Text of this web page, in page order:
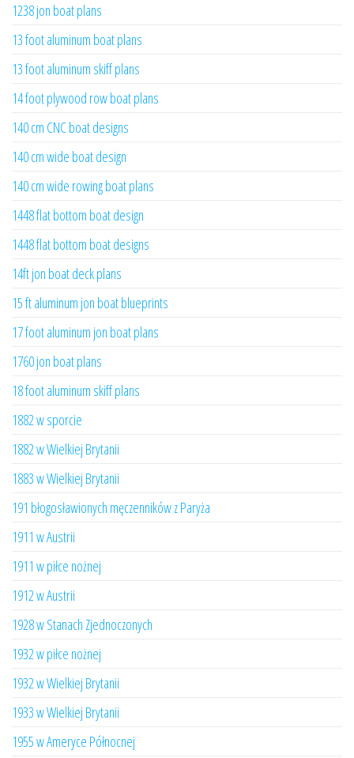
1238 jon boat plans
13 foot aluminum boat plans
13 foot aluminum skiff plans
14 foot plywood row boat plans
140 cm CNC boat designs
140 cm wide boat design
140 cm wide rowing boat plans
1448 flat bottom boat design
1448 flat bottom boat designs
14ft jon boat deck plans
15 ft aluminum jon boat blueprints
17 foot aluminum jon boat plans
1760 jon boat plans
18 foot aluminum skiff plans
1882 w sporcie
1882 w Wielkiej Brytanii
1883 w Wielkiej Brytanii
191 błogosławionych męczenników z Paryża
1911 w Austrii
1911 w piłce nożnej
1912 w Austrii
1928 w Stanach Zjednoczonych
1932 w piłce nożnej
1932 w Wielkiej Brytanii
1933 w Wielkiej Brytanii
1955 w Ameryce Północnej